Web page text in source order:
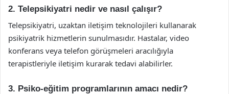
2. Telepsikiyatri nedir ve nasıl çalışır?
Telepsikiyatri, uzaktan iletişim teknolojileri kullanarak
psikiyatrik hizmetlerin sunulmasıdır. Hastalar, video
konferans veya telefon görüşmeleri aracılığıyla
terapistleriyle iletişim kurarak tedavi alabilirler.
3. Psiko-eğitim programlarının amacı nedir?